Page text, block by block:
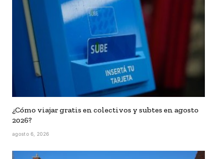
¿Cómo viajar gratis en colectivos y subtes en agosto
2026?
agosto 6, 2026